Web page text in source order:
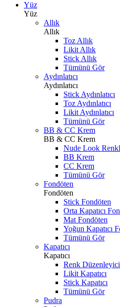
Yüz
Yüz
Allık
Allık
Toz Allık
Likit Allık
Stick Allık
Tümünü Gör
Aydınlatıcı
Aydınlatıcı
Stick Aydınlatıcı
Toz Aydınlatıcı
Likit Aydınlatıcı
Tümünü Gör
BB & CC Krem
BB & CC Krem
Nude Look
BB Krem
CC Krem
Tümünü Gör
Fondöten
Fondöten
Stick Fondöten
Orta Kapatıcı
Mat Fondöten
Yoğun Kapatıcı
Tümünü Gör
Kapatıcı
Kapatıcı
Renk Düzenleyici
Likit Kapatıcı
Stick Kapatıcı
Tümünü Gör
Pudra